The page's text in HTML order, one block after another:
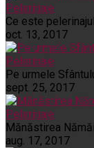
Pelerinaje
Ce este
oct. 13, 2017
Pelerinaje
Pe urmele
sept. 25, 2017
Pelerinaje
Mănăstirea
aug. 17, 2017